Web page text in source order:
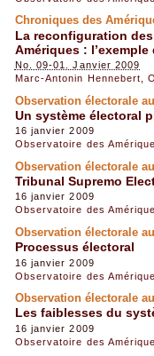
Chroniques des
La reconfiguration
Amériques :
No. 09-01. Janvier 2009
Marc-Antonin Hennebert ,
Observation électorale
Un système électoral
16 janvier 2009
Observatoire des
Observation électorale
Tribunal Supremo
16 janvier 2009
Observatoire des
Observation électorale
Processus électoral
16 janvier 2009
Observatoire des
Observation électorale
Les faiblesses du
16 janvier 2009
Observatoire des